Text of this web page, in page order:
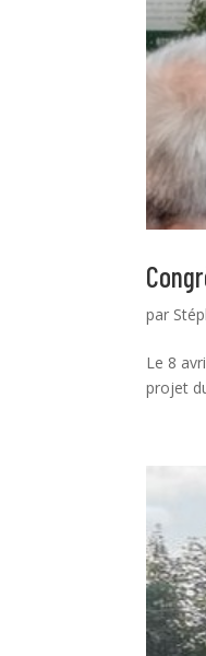
par
Le 8
projet